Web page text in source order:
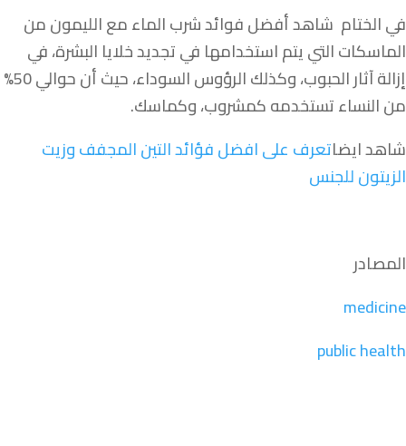
في الختام شاهد أفضل فوائد شرب الماء مع الليمون من
الماسكات التي يتم استخدامها في تجديد خلايا البشرة، في
إزالة آثار الحبوب، وكذلك الرؤوس السوداء، حيث أن حوالي 50%
من النساء تستخدمه كمشروب، وكماسك.
شاهد ايضاتعرف على افضل فؤائد التين المجفف وزيت
الزيتون للجنس
المصادر
medicine
public health